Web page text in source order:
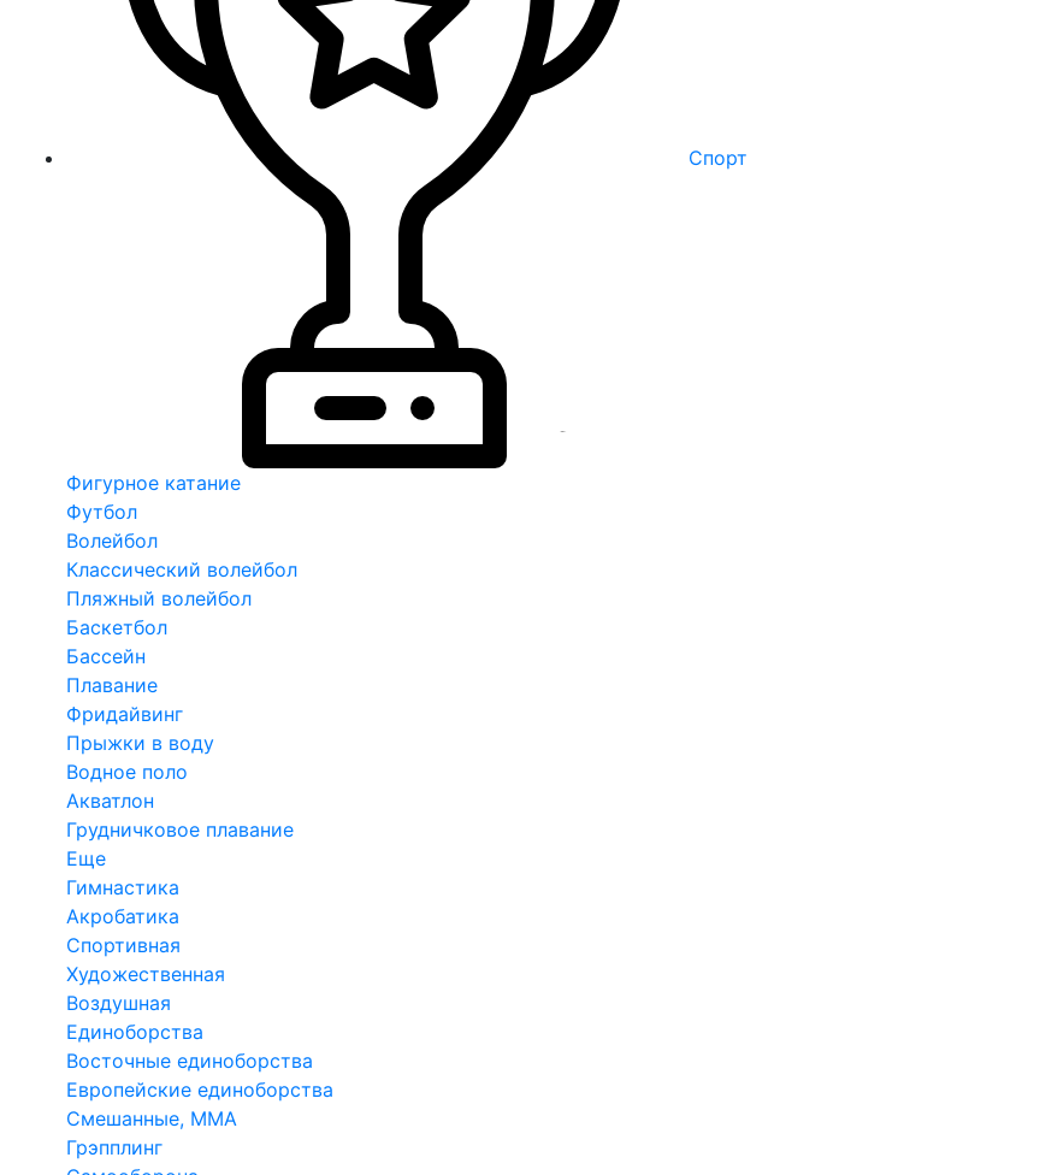
Спорт
Фигурное катание
Футбол
Волейбол
Классический волейбол
Пляжный волейбол
Баскетбол
Бассейн
Плавание
Фридайвинг
Прыжки в воду
Водное поло
Акватлон
Грудничковое плавание
Еще
Гимнастика
Акробатика
Спортивная
Художественная
Воздушная
Единоборства
Восточные единоборства
Европейские единоборства
Смешанные, ММА
Грэпплинг